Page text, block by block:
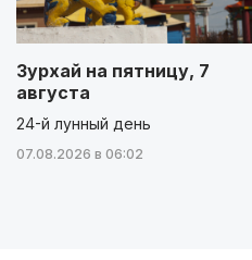
Зурхай на пятницу, 7
августа
24-й лунный день
07.08.2026 в 06:02